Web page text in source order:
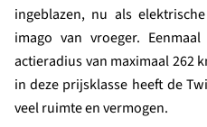
ingeblazen, nu als
imago van vroeger.
actieradius van maximaal 262
in deze prijsklasse heeft de
veel ruimte en vermogen.